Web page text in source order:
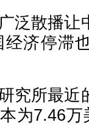
泛散播让
济停滞
究所最近
为7.46